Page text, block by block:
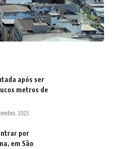
após ser
metros de
2025
por
em São